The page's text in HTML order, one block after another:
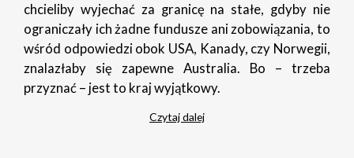
chcieliby wyjechać za granicę na stałe, gdyby nie
ograniczały ich żadne fundusze ani zobowiązania, to
wśród odpowiedzi obok USA, Kanady, czy Norwegii,
znalazłaby się zapewne Australia. Bo – trzeba
przyznać – jest to kraj wyjątkowy.
Czytaj dalej